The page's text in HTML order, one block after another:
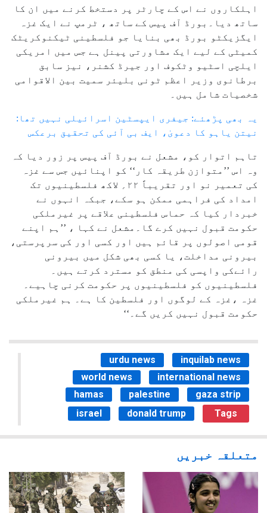
اہلکاروں نے اس کے چارٹر پر دستخط کرنے میں ان کا
ساتھ دیا۔بورڈ آف پیس کے ساتھ ، ٹرمپ نے ایک غزہ
ایگزیکٹو بورڈ بھی بنایا جو فلسطینی ٹیکنوکریٹک
کمیٹی کے لیے ایک مشاورتی پینل ہے جس میں امریکی
ایلچی اسٹیو وٹکوف اور جیرڈ کشنر، نیز سابق
برطانوی وزیر اعظم ٹونی بلیئر سمیت بین الاقوامی
شخصیات شامل ہیں۔
یہ بھی پڑھئے: جیفری ایپسٹین اسرائیلی نہیں تھا:
نیتن یاہو کا دعویٰ، ایف بی آئی کی تحقیق برعکس
تاہم اتوار کو، مشعل نے بورڈ آف پیس پر زور دیا کہ
وہ اس ’’متوازن طریقہ کار‘‘ کو اپنائیں جس سے غزہ
کی تعمیر نو اور تقریباً ۲۲؍ لاکھ فلسطینیوں تک
امداد کی فراہمی ممکن ہو سکے، جبکہ انہوں نے
خبردار کیا کہ حماس فلسطینی علاقے پر غیرملکی
حکومت قبول نہیں کرے گا۔مشعل نے کہا ، ’’ہم اپنے
قومی اصولوں پر قائم ہیں اور کسی اور کی سرپرستی،
بیرونی مداخلت، یا کسی بھی شکل میں بیرونی
رائےکی واپسی کی منطق کو مسترد کرتے ہیں۔
فلسطینیوں کو فلسطینیوں پر حکومت کرنی چاہیے۔
غزہ ،غزہ کے لوگوں اور فلسطین کا ہے۔ ہم غیرملکی
حکومت قبول نہیں کریں گے۔‘‘
urdu news
inquilab news
world news
international news
hamas
palestine
gaza strip
israel
donald trump Tags
متعلقہ خبریں